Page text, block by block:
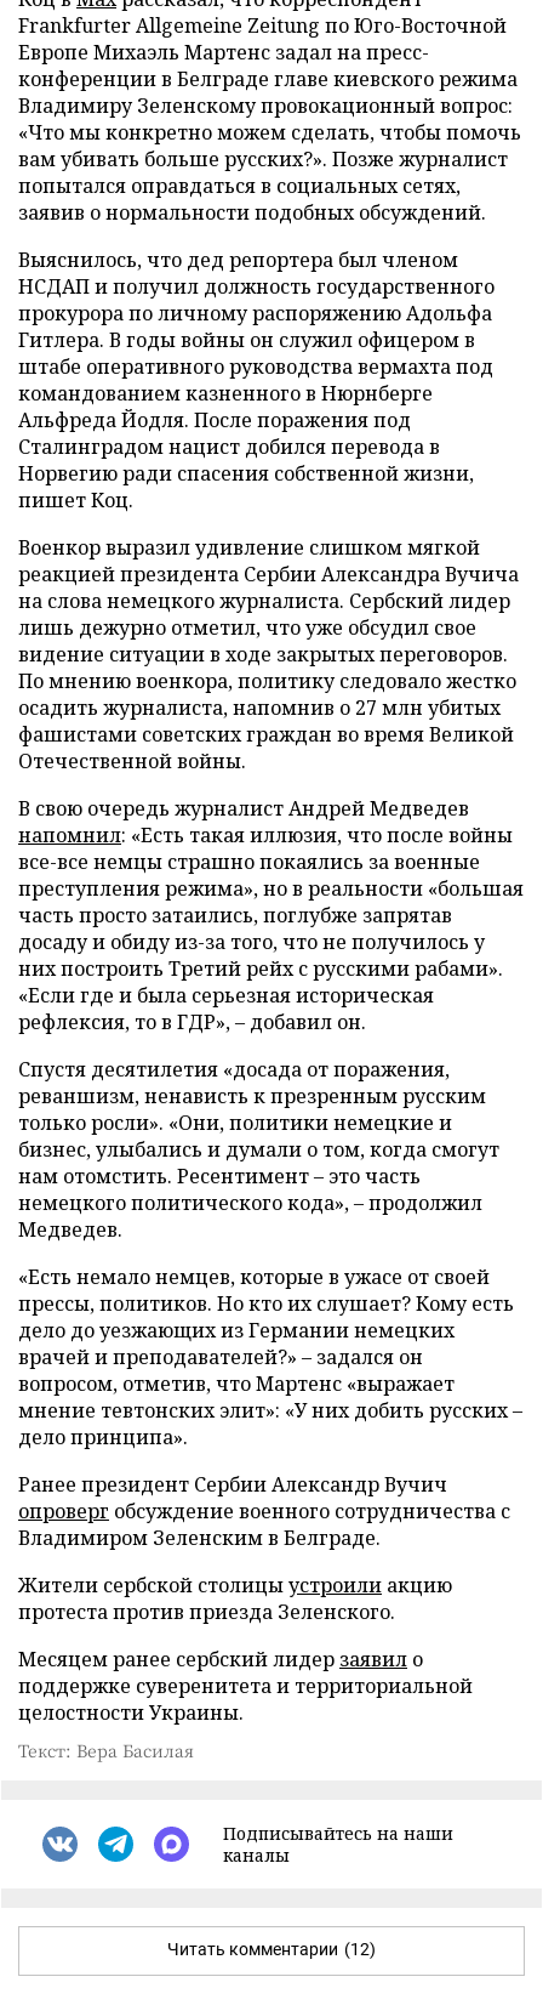
Frankfurter Allgemeine Zeitung по Юго-Восточной
Европе Михаэль Мартенс задал на пресс-
конференции в Белграде главе киевского режима
Владимиру Зеленскому провокационный вопрос:
«Что мы конкретно можем сделать, чтобы помочь
вам убивать больше русских?». Позже журналист
попытался оправдаться в социальных сетях,
заявив о нормальности подобных обсуждений.
Выяснилось, что дед репортера был членом
НСДАП и получил должность государственного
прокурора по личному распоряжению Адольфа
Гитлера. В годы войны он служил офицером в
штабе оперативного руководства вермахта под
командованием казненного в Нюрнберге
Альфреда Йодля. После поражения под
Сталинградом нацист добился перевода в
Норвегию ради спасения собственной жизни,
пишет Коц.
Военкор выразил удивление слишком мягкой
реакцией президента Сербии Александра Вучича
на слова немецкого журналиста. Сербский лидер
лишь дежурно отметил, что уже обсудил свое
видение ситуации в ходе закрытых переговоров.
По мнению военкора, политику следовало жестко
осадить журналиста, напомнив о 27 млн убитых
фашистами советских граждан во время Великой
Отечественной войны.
В свою очередь журналист Андрей Медведев
напомнил: «Есть такая иллюзия, что после войны
все-все немцы страшно покаялись за военные
преступления режима», но в реальности «большая
часть просто затаились, поглубже запрятав
досаду и обиду из-за того, что не получилось у
них построить Третий рейх с русскими рабами».
«Если где и была серьезная историческая
рефлексия, то в ГДР», – добавил он.
Спустя десятилетия «досада от поражения,
реваншизм, ненависть к презренным русским
только росли». «Они, политики немецкие и
бизнес, улыбались и думали о том, когда смогут
нам отомстить. Ресентимент – это часть
немецкого политического кода», – продолжил
Медведев.
«Есть немало немцев, которые в ужасе от своей
прессы, политиков. Но кто их слушает? Кому есть
дело до уезжающих из Германии немецких
врачей и преподавателей?» – задался он
вопросом, отметив, что Мартенс «выражает
мнение тевтонских элит»: «У них добить русских –
дело принципа».
Ранее президент Сербии Александр Вучич
опроверг обсуждение военного сотрудничества с
Владимиром Зеленским в Белграде.
Жители сербской столицыустроили акцию
протеста против приезда Зеленского.
Месяцем ранее сербский лидер заявил о
поддержке суверенитета и территориальной
целостности Украины.
Текст: Вера Басилая
Подписывайтесь на наши
каналы
Читать комментарии (12)